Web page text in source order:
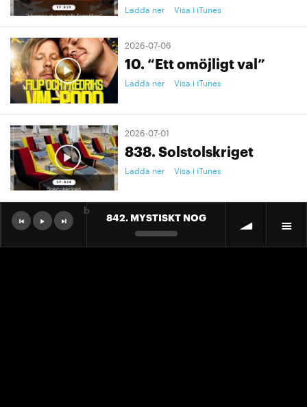
Ladda ner Visa i iTunes
2026-07-06
10. “Ett omöjligt val”
Ladda ner Visa i iTunes
2026-07-01
838. Solstolskriget
Ladda ner Visa i iTunes
2026-07-01
9. "Ett landslag att älska"
842. MYSTISKT NOG
b